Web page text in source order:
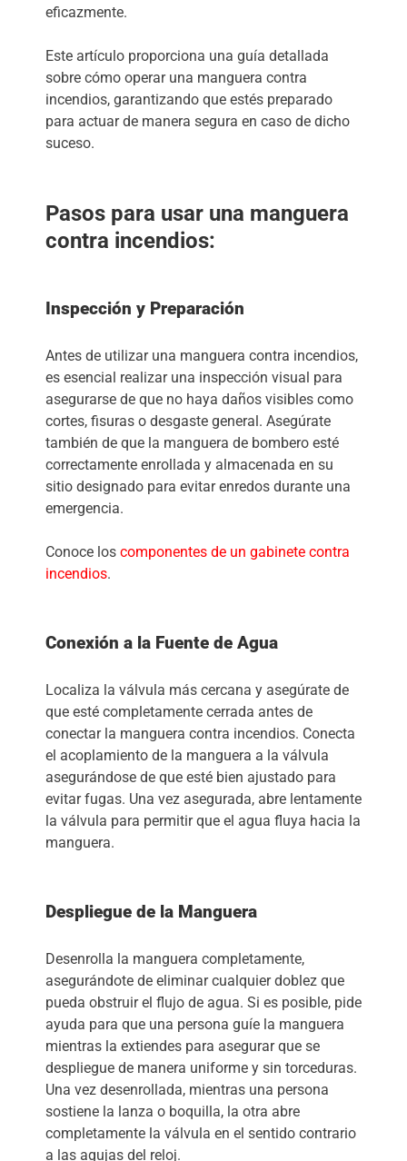
eficazmente.
Este artículo proporciona una guía detallada
sobre cómo operar una manguera contra
incendios, garantizando que estés preparado
para actuar de manera segura en caso de dicho
suceso.
Pasos para usar una manguera
contra incendios:
Inspección y Preparación
Antes de utilizar una manguera contra incendios,
es esencial realizar una inspección visual para
asegurarse de que no haya daños visibles como
cortes, fisuras o desgaste general. Asegúrate
también de que la manguera de bombero esté
correctamente enrollada y almacenada en su
sitio designado para evitar enredos durante una
emergencia.
Conoce los componentes de un gabinete contra
incendios.
Conexión a la Fuente de Agua
Localiza la válvula más cercana y asegúrate de
que esté completamente cerrada antes de
conectar la manguera contra incendios. Conecta
el acoplamiento de la manguera a la válvula
asegurándose de que esté bien ajustado para
evitar fugas. Una vez asegurada, abre lentamente
la válvula para permitir que el agua fluya hacia la
manguera.
Despliegue de la Manguera
Desenrolla la manguera completamente,
asegurándote de eliminar cualquier doblez que
pueda obstruir el flujo de agua. Si es posible, pide
ayuda para que una persona guíe la manguera
mientras la extiendes para asegurar que se
despliegue de manera uniforme y sin torceduras.
Una vez desenrollada, mientras una persona
sostiene la lanza o boquilla, la otra abre
completamente la válvula en el sentido contrario
a las agujas del reloj.